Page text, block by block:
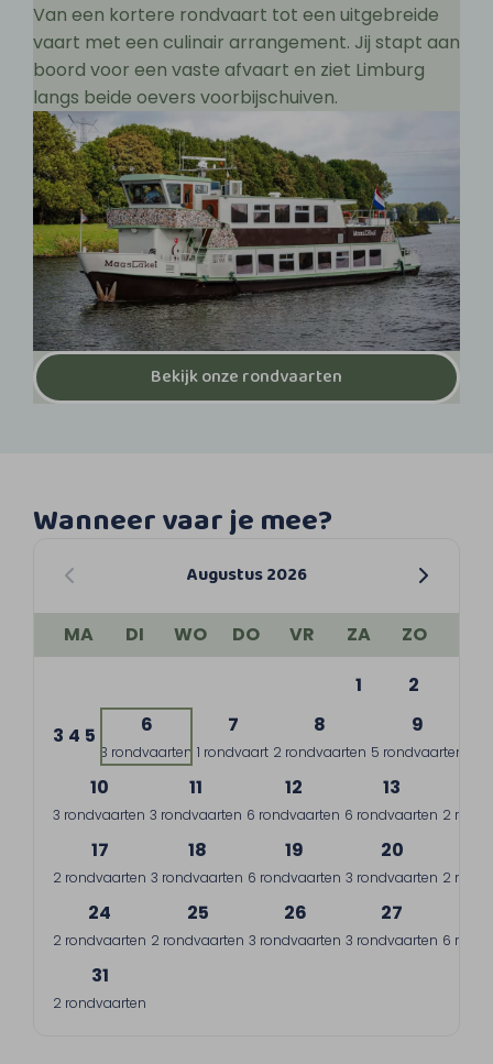
Van een kortere rondvaart tot een uitgebreide
vaart met een culinair arrangement. Jij stapt aan
boord voor een vaste afvaart en ziet Limburg
langs beide oevers voorbijschuiven.
Bekijk onze rondvaarten
Wanneer vaar je mee?
Augustus 2026
MA DI WO DO VR ZA
ZO
1
2
3 4 5 6
3 rondvaarten
7
1 rondvaart
8
2 rondvaarten
9
5 rondvaarten
10
3 rondvaarten
11
3 rondvaarten
12
6 rondvaarten
13
6 rondvaarten 2
17
2 rondvaarten
18
3 rondvaarten
19
6 rondvaarten
20
3 rondvaarten 2
24
2 rondvaarten
25
2 rondvaarten
26
3 rondvaarten
27
3 rondvaarten 6
31
2 rondvaarten